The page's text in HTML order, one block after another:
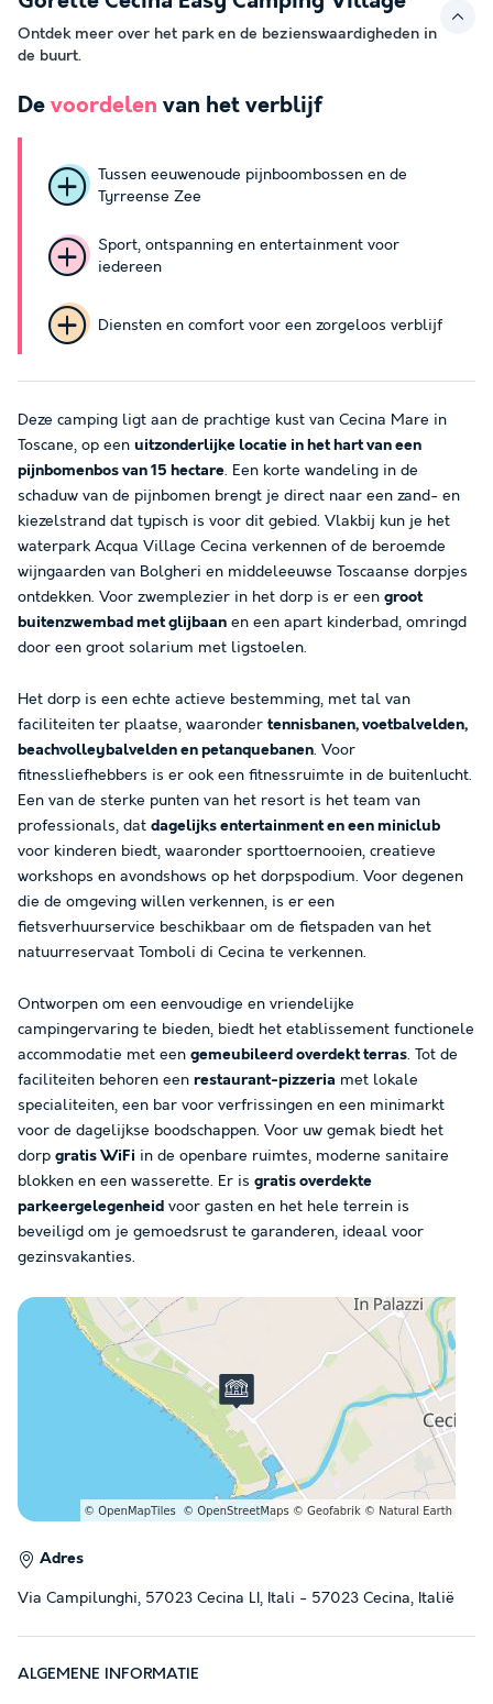
Ontdek meer over het park en de bezienswaardigheden in
de buurt.
De voordelen van het verblijf
Tussen eeuwenoude pijnboombossen en de
Tyrreense Zee
Sport, ontspanning en entertainment voor
iedereen
Diensten en comfort voor een zorgeloos verblijf
Deze camping ligt aan de prachtige kust van Cecina Mare in
Toscane, op een uitzonderlijke locatie in het hart van een
pijnbomenbos van 15 hectare. Een korte wandeling in de
schaduw van de pijnbomen brengt je direct naar een zand- en
kiezelstrand dat typisch is voor dit gebied. Vlakbij kun je het
waterpark Acqua Village Cecina verkennen of de beroemde
wijngaarden van Bolgheri en middeleeuwse Toscaanse dorpjes
ontdekken. Voor zwemplezier in het dorp is er een groot
buitenzwembad met glijbaan en een apart kinderbad, omringd
door een groot solarium met ligstoelen.
Het dorp is een echte actieve bestemming, met tal van
faciliteiten ter plaatse, waaronder tennisbanen, voetbalvelden,
beachvolleybalvelden en petanquebanen. Voor
fitnessliefhebbers is er ook een fitnessruimte in de buitenlucht.
Een van de sterke punten van het resort is het team van
professionals, dat dagelijks entertainment en een miniclub
voor kinderen biedt, waaronder sporttoernooien, creatieve
workshops en avondshows op het dorpspodium. Voor degenen
die de omgeving willen verkennen, is er een
fietsverhuurservice beschikbaar om de fietspaden van het
natuurreservaat Tomboli di Cecina te verkennen.
Ontworpen om een eenvoudige en vriendelijke
campingervaring te bieden, biedt het etablissement functionele
accommodatie met een gemeubileerd overdekt terras. Tot de
faciliteiten behoren een restaurant-pizzeria met lokale
specialiteiten, een bar voor verfrissingen en een minimarkt
voor de dagelijkse boodschappen. Voor uw gemak biedt het
dorp gratis WiFi in de openbare ruimtes, moderne sanitaire
blokken en een wasserette. Er is gratis overdekte
parkeergelegenheid voor gasten en het hele terrein is
beveiligd om je gemoedsrust te garanderen, ideaal voor
gezinsvakanties.
Adres
Via Campilunghi, 57023 Cecina LI, Itali - 57023 Cecina, Italië
ALGEMENE INFORMATIE